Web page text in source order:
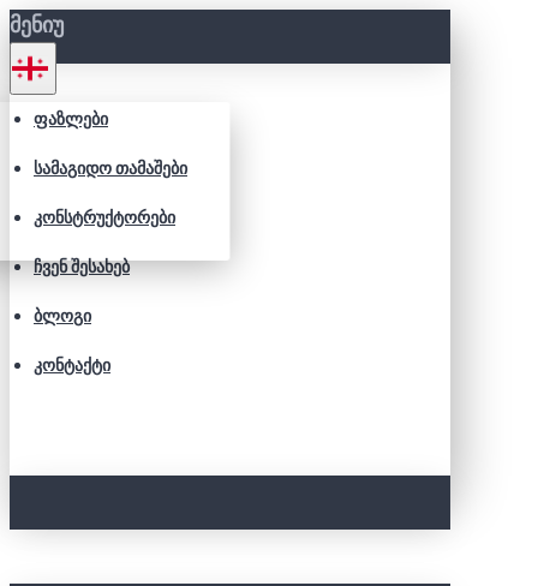
ᲛᲔᲜᲘᲣ
ᲤᲐᲖᲚᲔᲑᲘ
ᲡᲐᲛᲐᲒᲘᲓᲝ ᲗᲐᲛᲐᲨᲔᲑᲘ
ᲙᲝᲜᲡᲢᲠᲣᲥᲢᲝᲠᲔᲑᲘ
ᲩᲕᲔᲜ ᲨᲔᲡᲐᲮᲔᲑ
ᲑᲚᲝᲒᲘ
ᲙᲝᲜᲢᲐᲥᲢᲘ